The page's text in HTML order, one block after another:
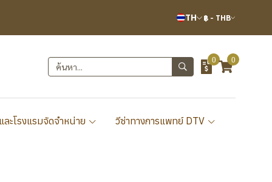
TH ฿ - THB
0 0
ละโรงแรมจัดจำหน่าย วีซ่าทางการแพทย์ DTV